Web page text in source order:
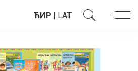
ЋИР | LAT